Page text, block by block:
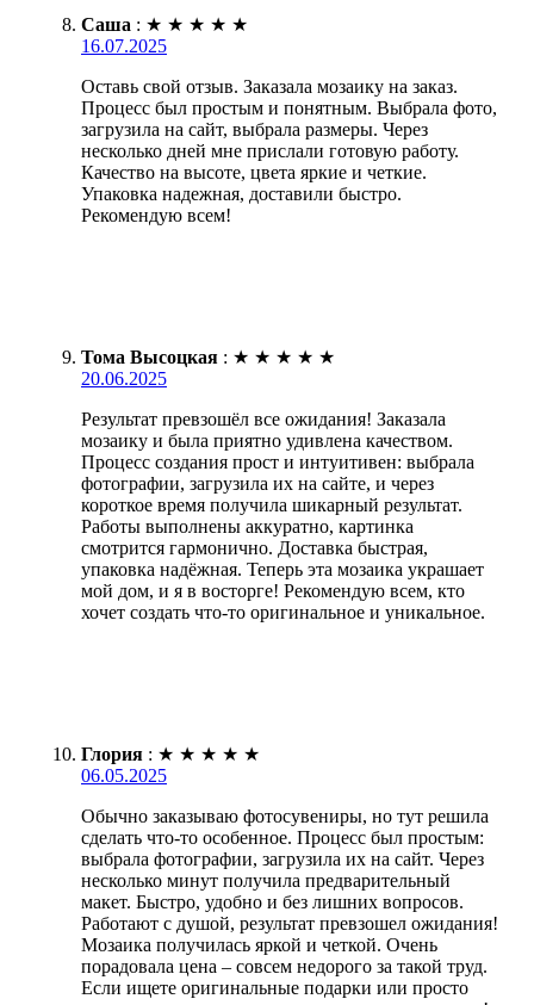
Саша : ★ ★ ★ ★ ★
16.07.2025
Оставь свой отзыв. Заказала мозаику на заказ.
Процесс был простым и понятным. Выбрала фото,
загрузила на сайт, выбрала размеры. Через
несколько дней мне прислали готовую работу.
Качество на высоте, цвета яркие и четкие.
Упаковка надежная, доставили быстро.
Рекомендую всем!
Тома Высоцкая : ★ ★ ★ ★ ★
20.06.2025
Результат превзошёл все ожидания! Заказала
мозаику и была приятно удивлена качеством.
Процесс создания прост и интуитивен: выбрала
фотографии, загрузила их на сайте, и через
короткое время получила шикарный результат.
Работы выполнены аккуратно, картинка
смотрится гармонично. Доставка быстрая,
упаковка надёжная. Теперь эта мозаика украшает
мой дом, и я в восторге! Рекомендую всем, кто
хочет создать что-то оригинальное и уникальное.
Глория : ★ ★ ★ ★ ★
06.05.2025
Обычно заказываю фотосувениры, но тут решила
сделать что-то особенное. Процесс был простым:
выбрала фотографии, загрузила их на сайт. Через
несколько минут получила предварительный
макет. Быстро, удобно и без лишних вопросов.
Работают с душой, результат превзошел ожидания!
Мозаика получилась яркой и четкой. Очень
порадовала цена – совсем недорого за такой труд.
Если ищете оригинальные подарки или просто